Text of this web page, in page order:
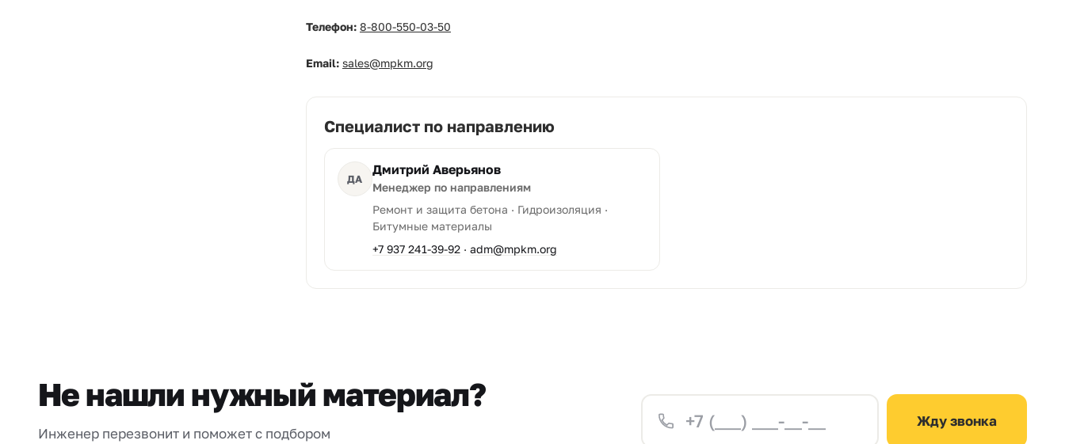
Телефон: 8-800-550-03-50
Email: sales@mpkm.org
Специалист по направлению
ДА
Дмитрий Аверьянов
Менеджер по направлениям
Ремонт и защита бетона · Гидроизоляция ·
Битумные материалы
+7 937 241-39-92 · adm@mpkm.org
Не нашли нужный материал?
Инженер перезвонит и поможет с подбором
Жду звонка